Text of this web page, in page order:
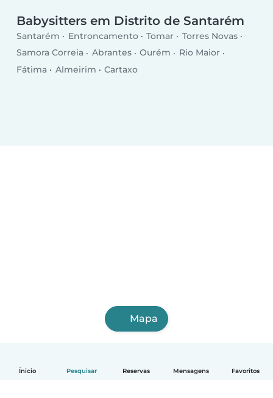
Ínicio Pesquisar Reservas Mensagens Favoritos
Babysitters em Distrito de Santarém
Santarém Entroncamento Tomar
Torres Novas
Samora Correia
Abrantes Ourém
Rio Maior
Fátima
Almeirim Cartaxo
Mapa